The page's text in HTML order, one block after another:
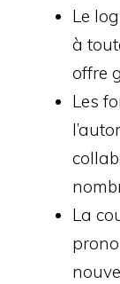
Le
à
offre
Les
La